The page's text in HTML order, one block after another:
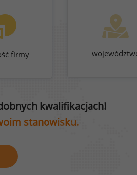
firmy
kwalifikacjach!
stanowisku.